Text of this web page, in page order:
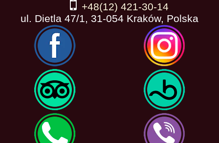
+48(12) 421-30-14
ul. Dietla 47/1, 31-054 Kraków, Polska